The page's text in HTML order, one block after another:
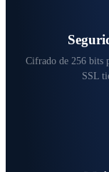
Cifrado de 256 bits
SSL